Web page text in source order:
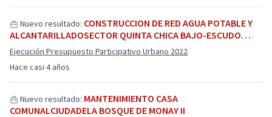
Hace casi 4 años
Nuevo resultado: CONSTRUCCION DE RED AGUA POTABLE Y
ALCANTARILLADOSECTOR QUINTA CHICA BAJO-ESCUDO…
Ejecución Presupuesto Participativo Urbano 2022
Nuevo resultado: MANTENIMIENTO CASA
COMUNALCIUDADELA BOSQUE DE MONAY II